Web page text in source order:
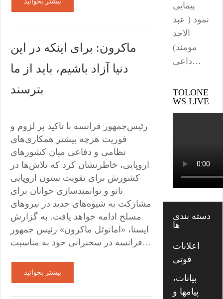
ماکرون: برای اینکه در این
دنیا آزاد باشیم، باید از ما
بترسند
رئیس‌جمهور فرانسه با تاکید بر لزوم و
فوریت هرچه بیشتر همکاری‌های
نظامی و دفاعی میان کشورهای
اروپایی، خاطرنشان کرد که تلاش‌ها در
کشورش برای تقویت ستون اروپایی
ناتو و توانمندسازی جوانان برای
مشارکت به شیوه‌های جدید در نیروهای
مسلح ادامه خواهد یافت. به گزارش
ایسنا، «امانوئل ماکرون» رئیس جمهور
فرانسه در سخنرانی خود به مناسبت…
بیشتر بخوانید
پیمایی
نمود ( عبد
الاحد
مومند)
داعی…
TOLONE
WS LIVE
دسته بندی
ها
اعلانات
فوتی
بیانات،
پیامها و